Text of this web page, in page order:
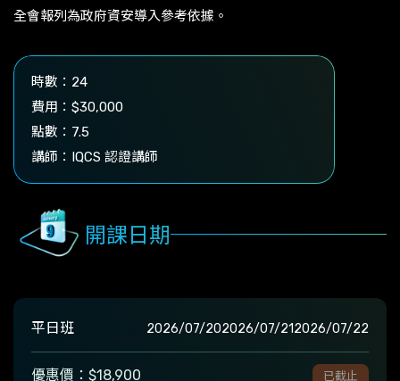
全會報列為政府資安導入參考依據。
時數：24
費用：$30,000
點數：7.5
講師：IQCS 認證講師
開課日期
平日班 2026/07/202026/07/212026/07/22
優惠價：$18,900 已截止